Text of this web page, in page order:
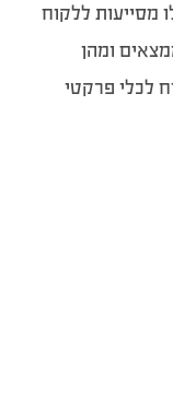
מסייעות ללקוח
ומהן
לכלי פרקטי